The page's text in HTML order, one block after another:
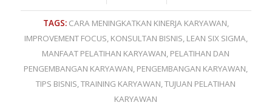
TAGS: CARA MENINGKATKAN KINERJA KARYAWAN
IMPROVEMENT FOCUS KONSULTAN BISNIS LEAN SIX SIGMA
MANFAAT PELATIHAN KARYAWAN PELATIHAN DAN
PENGEMBANGAN KARYAWAN PENGEMBANGAN KARYAWAN
TIPS BISNIS ,TRAINING KARYAWAN ,TUJUAN PELATIHAN
KARYAWAN